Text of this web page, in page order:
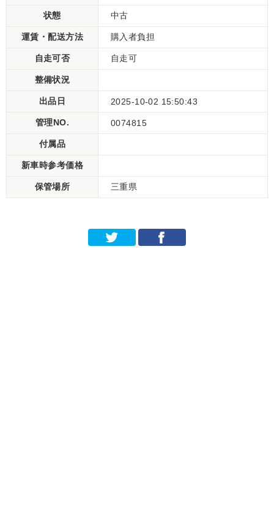
状態 中古
運賃・配送方法 購入者負担
自走可否 自走可
整備状況
出品日 2025-10-02 15:50:43
管理NO. 0074815
付属品
新車時参考価格
保管場所 三重県